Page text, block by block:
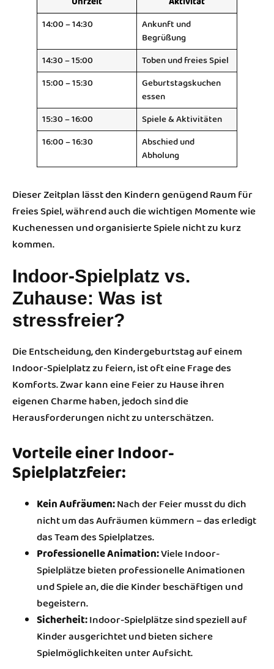
14:00 – 14:30
Ankunft und
Begrüßung
14:30 – 15:00
Toben und freies Spiel
15:00 – 15:30
Geburtstagskuchen
essen
15:30 – 16:00
Spiele & Aktivitäten
16:00 – 16:30
Abschied und
Abholung
Dieser Zeitplan lässt den Kindern genügend Raum für
freies Spiel, während auch die wichtigen Momente wie
Kuchenessen und organisierte Spiele nicht zu kurz
kommen.
Indoor-Spielplatz vs.
Zuhause: Was ist
stressfreier?
Die Entscheidung, den Kindergeburtstag auf einem
Indoor-Spielplatz zu feiern, ist oft eine Frage des
Komforts. Zwar kann eine Feier zu Hause ihren
eigenen Charme haben, jedoch sind die
Herausforderungen nicht zu unterschätzen.
Vorteile einer Indoor-
Spielplatzfeier:
Kein Aufräumen:Nach der Feier musst du dich
nicht um das Aufräumen kümmern – das erledigt
das Team des Spielplatzes.
Professionelle Animation:Viele Indoor-
Spielplätze bieten professionelle Animationen
und Spiele an, die die Kinder beschäftigen und
begeistern.
Sicherheit:Indoor-Spielplätze sind speziell auf
Kinder ausgerichtet und bieten sichere
Spielmöglichkeiten unter Aufsicht.